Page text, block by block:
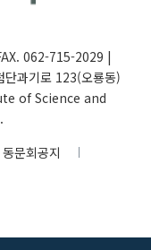
062-715-2029 |
과기로 123(오룡동)
of Science and
동문회공지